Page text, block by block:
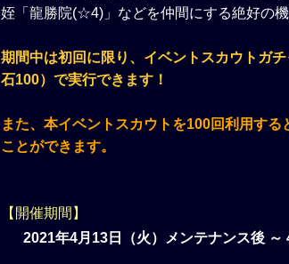
姪「龍勝院(☆4)」などを仲間にする絶好の機
期間中は初回に限り、イベントスカウトガ
石100）で実行できます！
また、本イベントスカウトを100回利用す
ことができます。
【開催期間】
2021年4月13日（火）メンテナンス後 ～